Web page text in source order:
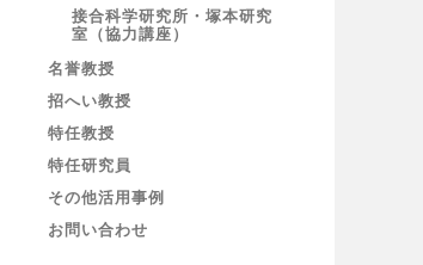
接合科学研究所・塚本研究
室（協力講座）
名誉教授
招へい教授
特任教授
特任研究員
その他活用事例
お問い合わせ